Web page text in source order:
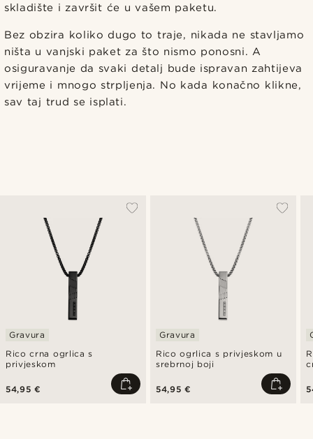
skladište i završit će u vašem paketu.
Bez obzira koliko dugo to traje, nikada ne stavljamo
ništa u vanjski paket za što nismo ponosni. A
osiguravanje da svaki detalj bude ispravan zahtijeva
vrijeme i mnogo strpljenja. No kada konačno klikne,
sav taj trud se isplati.
Rico crna ogrlica s
privjeskom
Gravura
54,95 €
Rico ogrlica s privjeskom u
srebrnoj boji
Gravura
54,95 €